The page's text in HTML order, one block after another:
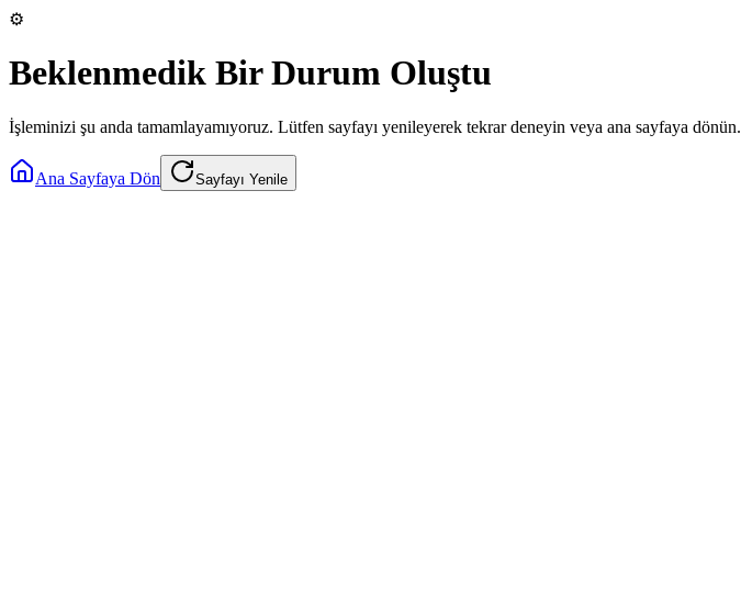
⚙️
Beklenmedik Bir Durum Oluştu
İşleminizi şu anda tamamlayamıyoruz. Lütfen sayfayı yenileyerek tekrar deneyin veya ana sayfaya dönün.
Ana Sayfaya Dön Sayfayı Yenile